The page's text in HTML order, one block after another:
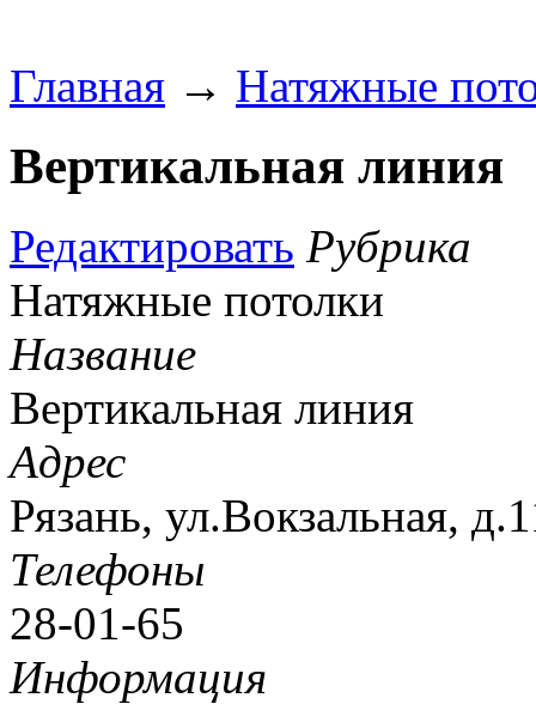
Главная → Натяжные
Вертикальная линия
Редактировать Рубрика
Натяжные потолки
Название
Вертикальная линия
Адрес
Рязань, ул.Вокзальная,
Телефоны
28-01-65
Информация